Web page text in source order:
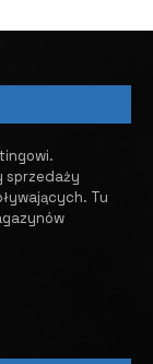
sprzedaży
​ Tu